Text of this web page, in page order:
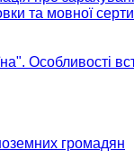
та мовної
Особливості
громадян